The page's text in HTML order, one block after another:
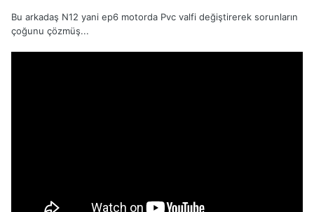
Bu arkadaş N12 yani ep6 motorda Pvc valfi değiştirerek sorunların
çoğunu çözmüş...